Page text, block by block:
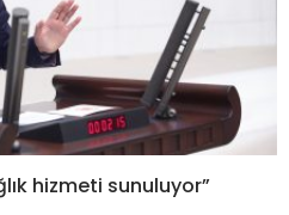
hizmeti sunuluyor”